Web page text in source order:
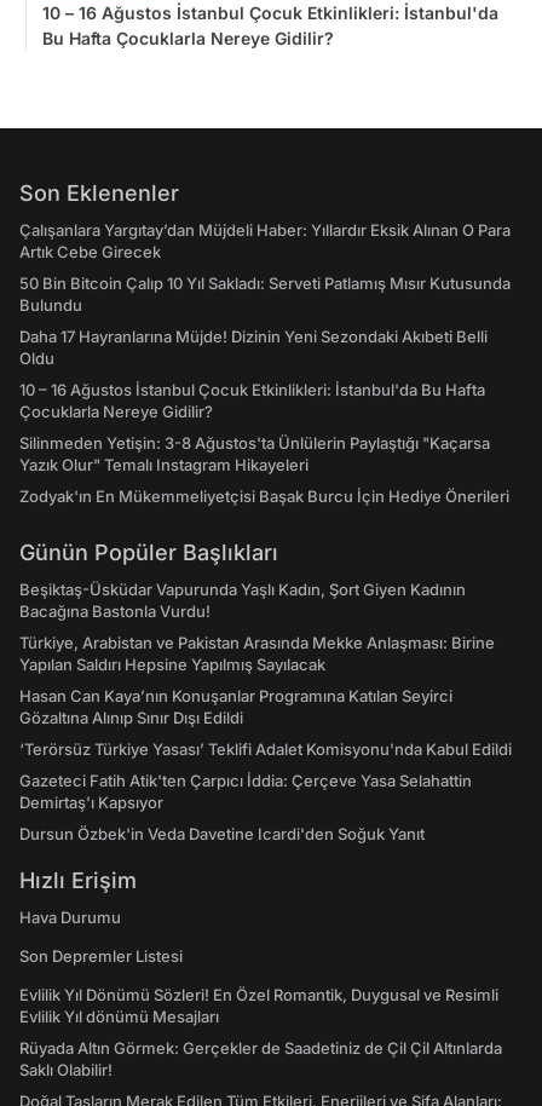
10 – 16 Ağustos İstanbul Çocuk Etkinlikleri: İstanbul'da
Bu Hafta Çocuklarla Nereye Gidilir?
Son Eklenenler
Çalışanlara Yargıtay’dan Müjdeli Haber: Yıllardır Eksik Alınan O Para
Artık Cebe Girecek
50 Bin Bitcoin Çalıp 10 Yıl Sakladı: Serveti Patlamış Mısır Kutusunda
Bulundu
Daha 17 Hayranlarına Müjde! Dizinin Yeni Sezondaki Akıbeti Belli
Oldu
10 – 16 Ağustos İstanbul Çocuk Etkinlikleri: İstanbul'da Bu Hafta
Çocuklarla Nereye Gidilir?
Silinmeden Yetişin: 3-8 Ağustos'ta Ünlülerin Paylaştığı "Kaçarsa
Yazık Olur" Temalı Instagram Hikayeleri
Zodyak'ın En Mükemmeliyetçisi Başak Burcu İçin Hediye Önerileri
Günün Popüler Başlıkları
Beşiktaş-Üsküdar Vapurunda Yaşlı Kadın, Şort Giyen Kadının
Bacağına Bastonla Vurdu!
Türkiye, Arabistan ve Pakistan Arasında Mekke Anlaşması: Birine
Yapılan Saldırı Hepsine Yapılmış Sayılacak
Hasan Can Kaya’nın Konuşanlar Programına Katılan Seyirci
Gözaltına Alınıp Sınır Dışı Edildi
‘Terörsüz Türkiye Yasası’ Teklifi Adalet Komisyonu'nda Kabul Edildi
Gazeteci Fatih Atik'ten Çarpıcı İddia: Çerçeve Yasa Selahattin
Demirtaş'ı Kapsıyor
Dursun Özbek'in Veda Davetine Icardi'den Soğuk Yanıt
Hızlı Erişim
Hava Durumu
Son Depremler Listesi
Evlilik Yıl Dönümü Sözleri! En Özel Romantik, Duygusal ve Resimli
Evlilik Yıl dönümü Mesajları
Rüyada Altın Görmek: Gerçekler de Saadetiniz de Çil Çil Altınlarda
Saklı Olabilir!
Doğal Taşların Merak Edilen Tüm Etkileri, Enerjileri ve Şifa Alanları: